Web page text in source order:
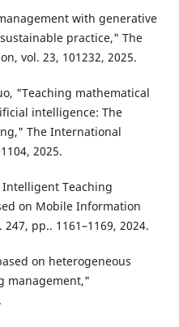
with generative
practice," The
vol. 23, 101232, 2025.
"Teaching mathematical
intelligence: The
The International
2025.
Intelligent Teaching
on Mobile Information
pp.. 1161–1169, 2024.
on heterogeneous
management,"